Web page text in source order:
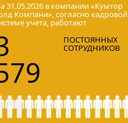
31.05.2026 в компании «Кумтор
Компани», согласно кадровой
учета, работают
ПОСТОЯННЫХ
СОТРУДНИКОВ